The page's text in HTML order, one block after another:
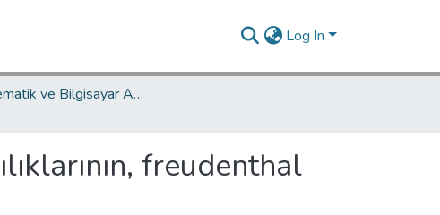
Log In
Matematik ve Bilgisayar Ana Bilim Dalı / Department of Mathematics and Computer Science
freudenthal